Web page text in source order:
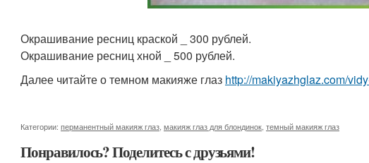
Окрашивание ресниц краской _ 300 рублей.
Окрашивание ресниц хной _ 500 рублей.
Далее читайте о темном макияже глаз http://makiyazhglaz.com/
Категории: перманентный макияж глаз макияж глаз для блондинок темный макияж глаз
Понравилось? Поделитесь с друзьями!